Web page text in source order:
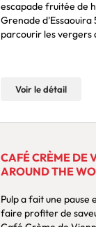
escapade fruitée de haut vol
Grenade d'Essaouira 50ml
parcourir les vergers
Voir le détail
CAFÉ CRÈME DE
AROUND THE
Pulp a fait une pause
faire profiter de saveurs